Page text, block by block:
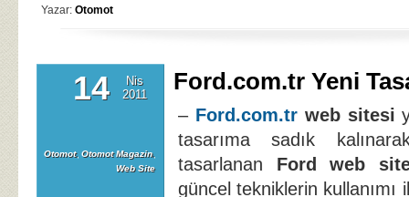
Yazar: Otomot
14
Nis
2011
Otomot, Otomot Magazin,
Web Site
Ford.com.tr Yeni
– Ford.com.trweb sitesi
tasarıma sadık
tasarlanan Ford web
güncel tekniklerin kullanımı